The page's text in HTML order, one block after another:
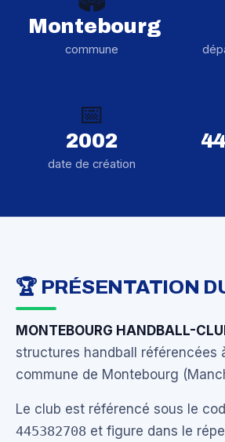
Montebourg
commune
📅
2002
date de création
🏆 PRÉSENTATION
MONTEBOURG HANDBALL-
structures handball référencées
commune de Montebourg
Le club est référencé sous le
445382708 et figure dans le